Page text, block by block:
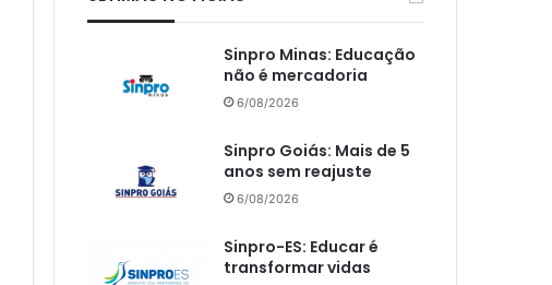
Sinpro Minas: Educação
não é mercadoria
6/08/2026
Sinpro Goiás: Mais de 5
anos sem reajuste
6/08/2026
Sinpro-ES: Educar é
transformar vidas